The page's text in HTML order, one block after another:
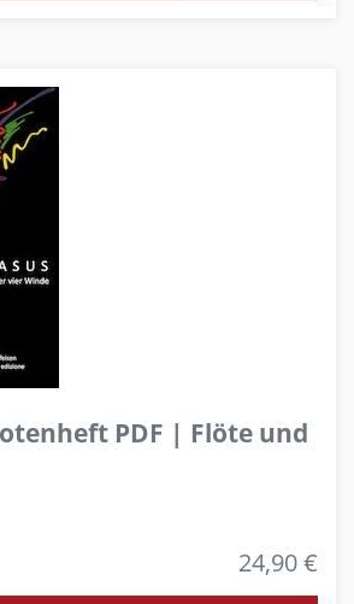
PDF | Flöte und
24,90 €